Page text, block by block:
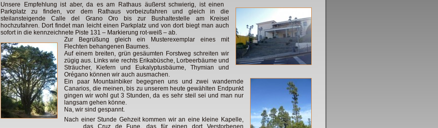
Unsere Empfehlung ist aber, da es am Rathaus äußerst schwierig, ist einen
Parkplatz zu finden, vor dem Rathaus vorbeizufahren und gleich in die
steilansteigende Calle del Grano Oro bis zur Bushaltestelle am Kreisel
hochzufahren. Dort findet man leicht einen Parkplatz und von dort biegt man auch
sofort in die kennzeichnete Piste 131 – Markierung rot-weiß – ab.
Zur Begrüßung gleich ein Musterexemplar eines mit
Flechten behangenen Baumes.
Auf einem breiten, grün gesäumten Forstweg schreiten wir
zügig aus. Links wie rechts Erikabüsche, Lorbeerbäume und
Sträucher, Kiefern und Eukalyptusbäume, Thymian und
Orégano können wir auch ausmachen.
Ein paar Mountainbiker begegnen uns und zwei wandernde
Canarios, die meinen, bis zu unserem heute gewählten Endpunkt
gingen wir wohl gut 3 Stunden, da es sehr steil sei und man nur
langsam gehen könne.
Na, wir sind gespannt.
Nach einer Stunde Gehzeit kommen wir an eine kleine Kapelle,
das Cruz de Fune, das für einen dort Verstorbenen